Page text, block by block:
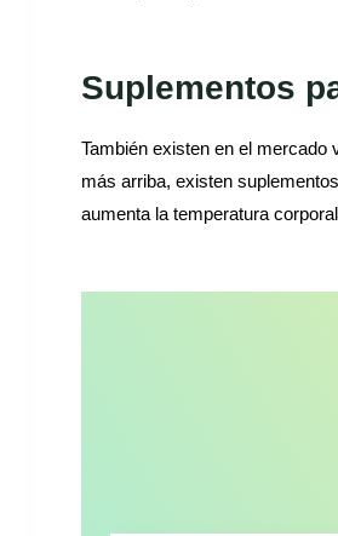
Suplementos
También existen en el mercado
más arriba, existen
aumenta la temperatura